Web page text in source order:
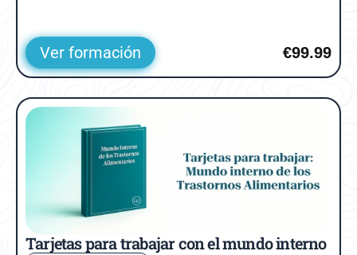
Ver formación €99.99
Tarjetas para trabajar con el mundo interno